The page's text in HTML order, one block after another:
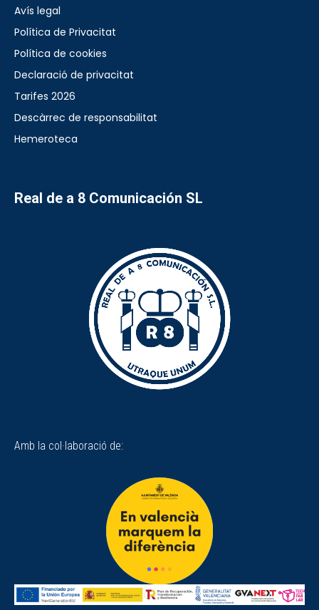
Avís legal
Política de Privacitat
Política de cookies
Declaració de privacitat
Tarifes 2026
Descàrrec de responsabilitat
Hemeroteca
Real de a 8 Comunicación SL
Amb la col·laboració de: